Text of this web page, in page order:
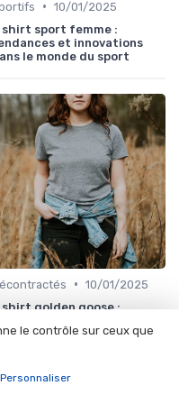
• 10/01/2025
shirt sport femme :
et innovations
le monde du sport
• 10/01/2025
shirt golden goose :
et chic
le contrôle sur ceux que
Personnaliser